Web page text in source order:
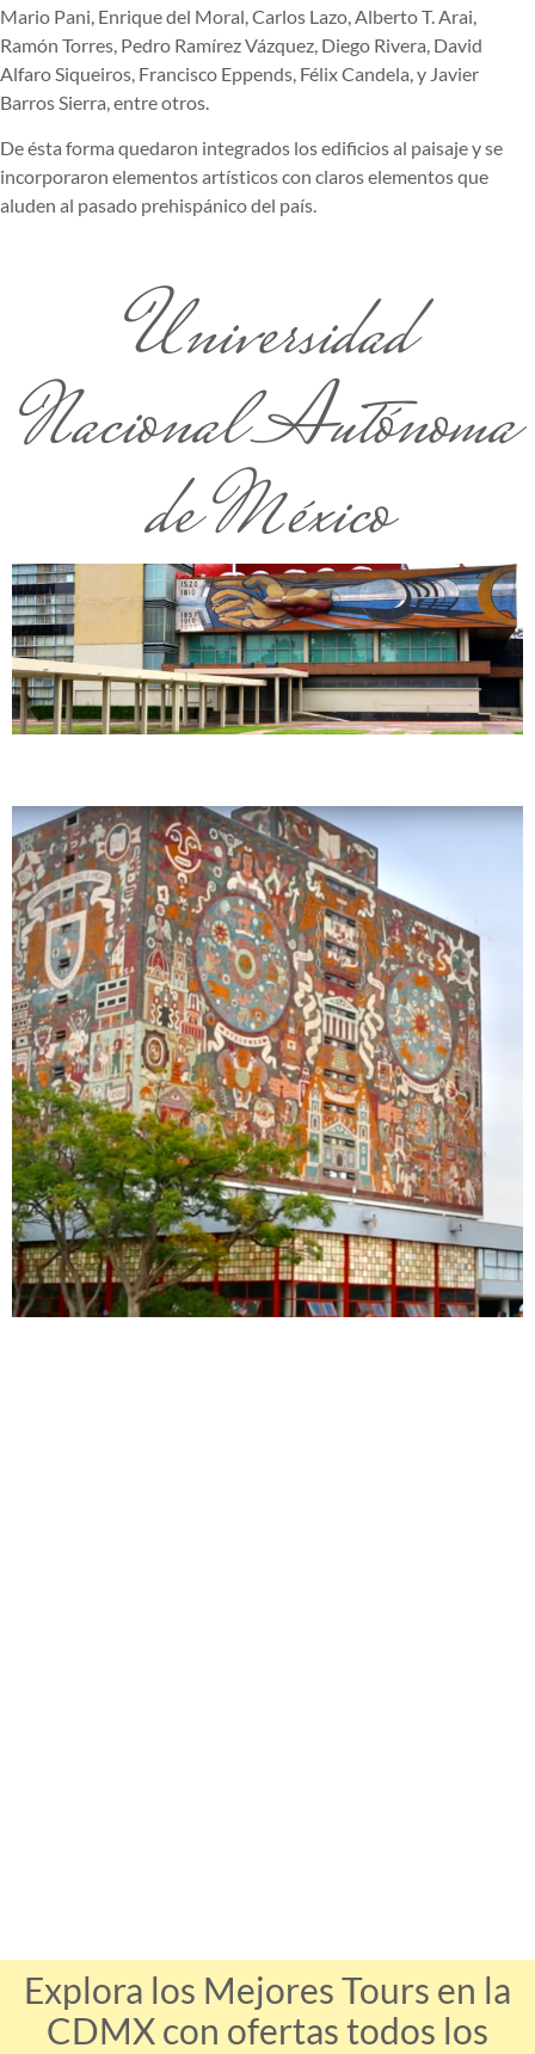
Mario Pani, Enrique del Moral, Carlos Lazo, Alberto T. Arai,
Ramón Torres, Pedro Ramírez Vázquez, Diego Rivera, David
Alfaro Siqueiros, Francisco Eppends, Félix Candela, y Javier
Barros Sierra, entre otros.
De ésta forma quedaron integrados los edificios al paisaje y se
incorporaron elementos artísticos con claros elementos que
aluden al pasado prehispánico del país.
Universidad
Nacional Autónoma
de México
Explora los Mejores Tours en la
CDMX con ofertas todos los